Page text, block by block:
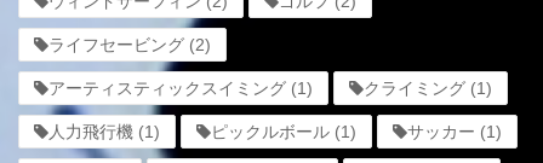
ライフセービング (2)
アーティスティックスイミング (1) クライミング (1)
人力飛行機 (1) ピックルボール (1) サッカー (1)